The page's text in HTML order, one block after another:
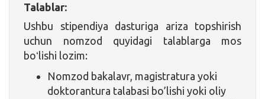
Talablar:
Ushbu stipendiya dasturiga ariza topshirish
uchun nomzod quyidagi talablarga mos
boʻlishi lozim:
Nomzod bakalavr, magistratura yoki
doktorantura talabasi bo’lishi yoki oliy